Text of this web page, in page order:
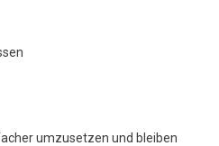
umzusetzen und bleiben